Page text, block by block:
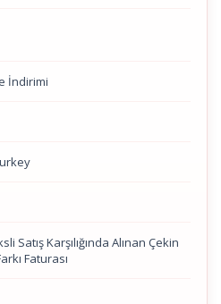
İndirimi
Satış Karşılığında Alınan Çekin
Faturası